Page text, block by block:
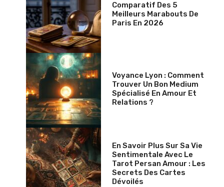
Comparatif Des 5
Meilleurs Marabouts De
Paris En 2026
Voyance Lyon : Comment
Trouver Un Bon Medium
Spécialisé En Amour Et
Relations ?
En Savoir Plus Sur Sa Vie
Sentimentale Avec Le
Tarot Persan Amour : Les
Secrets Des Cartes
Dévoilés